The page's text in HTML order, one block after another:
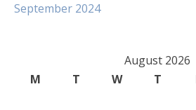
September 2024
August 2026
M
T W T